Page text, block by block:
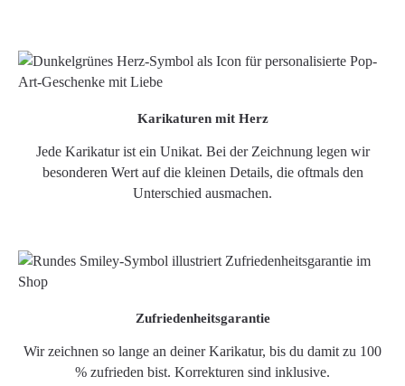
Karikaturen mit Herz
Jede Karikatur ist ein Unikat. Bei der Zeichnung legen wir
besonderen Wert auf die kleinen Details, die oftmals den
Unterschied ausmachen.
Zufriedenheitsgarantie
Wir zeichnen so lange an deiner Karikatur, bis du damit zu 100
% zufrieden bist. Korrekturen sind inklusive.